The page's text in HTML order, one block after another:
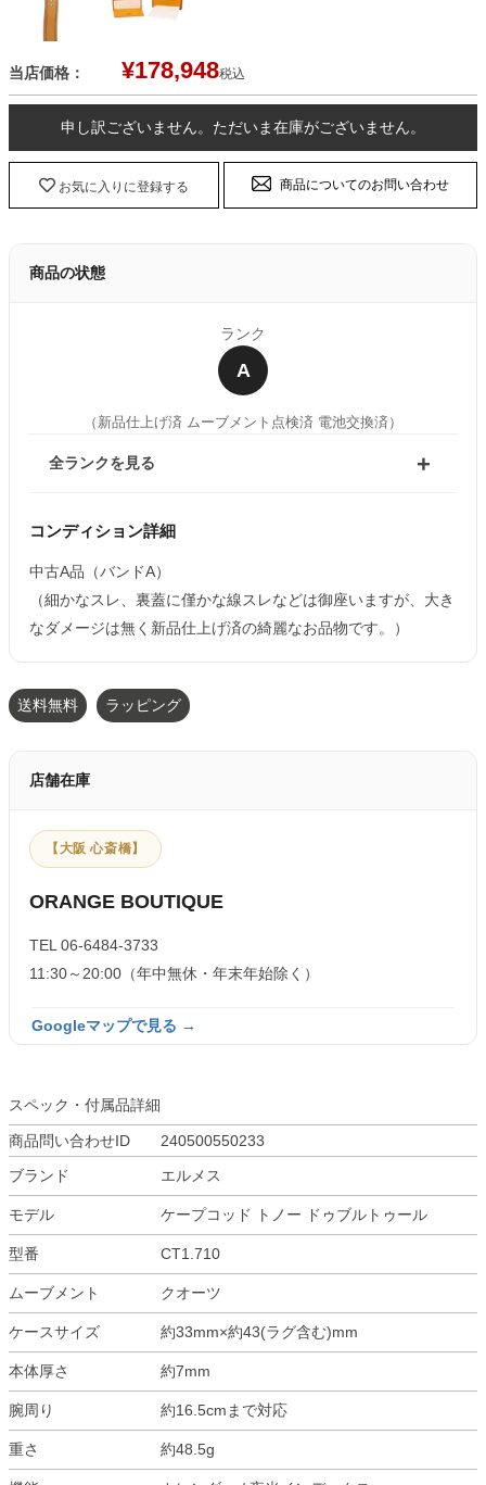
当店価格： ¥178,948税込
申し訳ございません。ただいま在庫がございません。
お気に入りに登録する 商品についてのお問い合わせ
商品の状態
ランク
A
（新品仕上げ済 ムーブメント点検済 電池交換済）
全ランクを見る
コンディション詳細
中古A品（バンドA）
（細かなスレ、裏蓋に僅かな線スレなどは御座いますが、大き
なダメージは無く新品仕上げ済の綺麗なお品物です。）
送料無料 ラッピング
店舗在庫
【大阪 心斎橋】
ORANGE BOUTIQUE
TEL 06-6484-3733
11:30～20:00（年中無休・年末年始除く）
Googleマップで見る →
スペック・付属品詳細
商品問い合わせID
240500550233
ブランド
エルメス
モデル ケープコッド トノー ドゥブルトゥール
型番 CT1.710
ムーブメント クオーツ
ケースサイズ 約33mm×約43(ラグ含む)mm
本体厚さ 約7mm
腕周り 約16.5cmまで対応
重さ 約48.5g